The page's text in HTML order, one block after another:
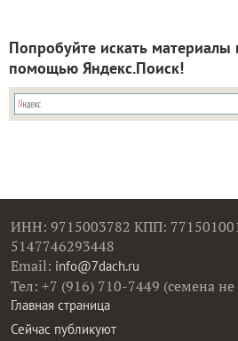
Попробуйте искать материалы
помощью Яндекс.Поиск!
ИНН: 9715003782 КПП:
5147746293448
Email: info@7dach.ru
Тел: +7 (916) 710-7449 (семена
Главная страница
Сейчас публикуют